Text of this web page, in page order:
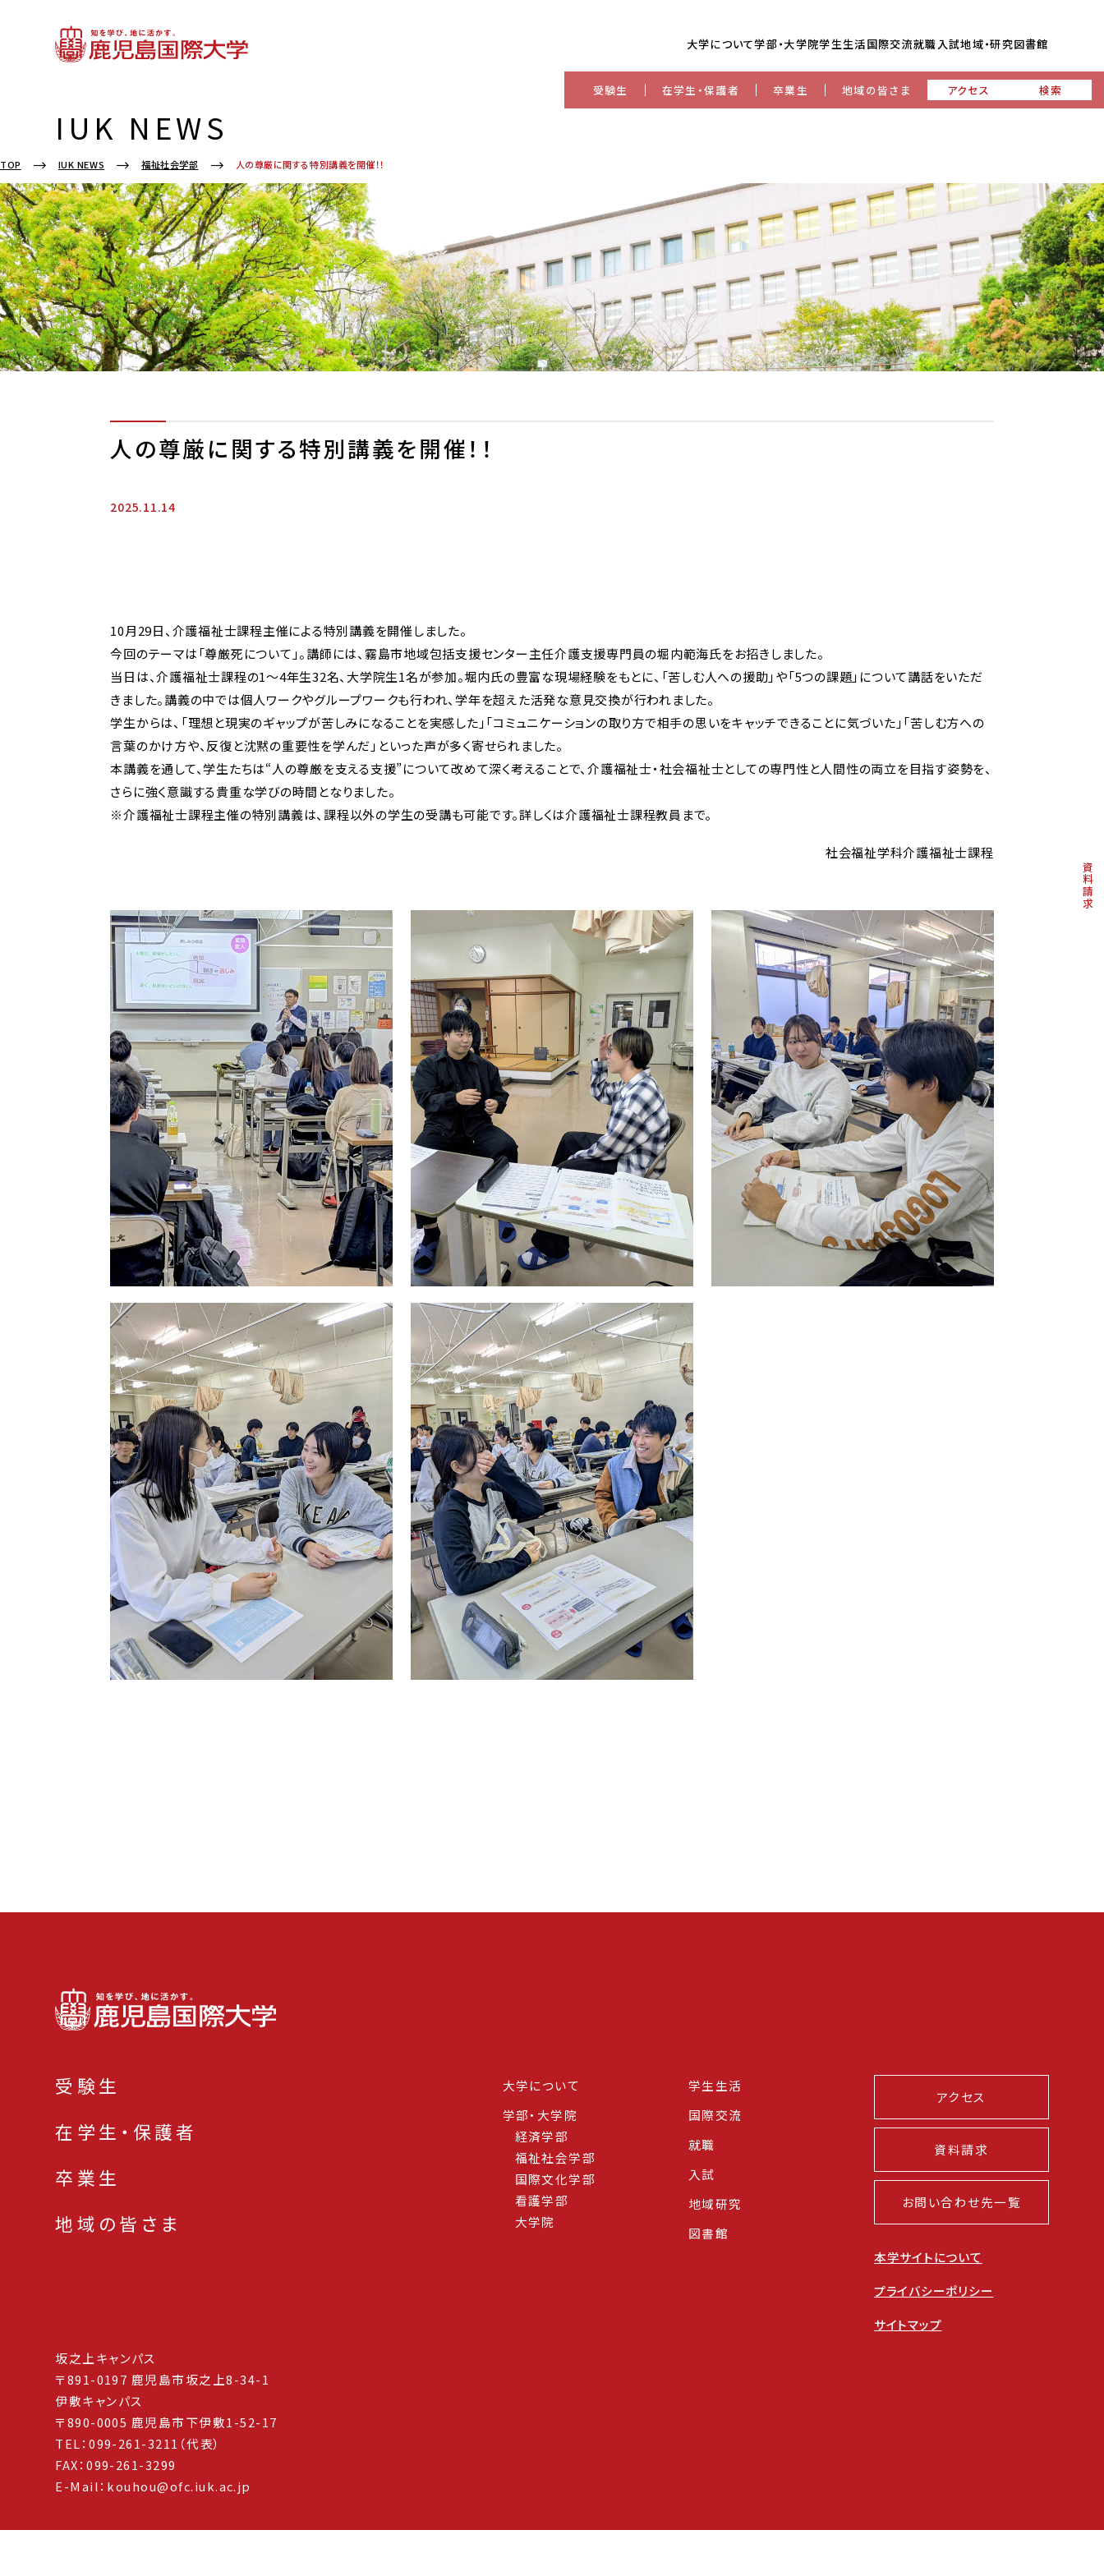
大学について学部・大学院学生生活国際交流就職入試地域・研究図書館
受験生 在学生・保護者 卒業生 地域の皆さま アクセス 検索
資料請求
IUK NEWS
TOP IUK NEWS 福祉社会学部 人の尊厳に関する特別講義を開催！！
人の尊厳に関する特別講義を開催！！
2025.11.14
10月29日、介護福祉士課程主催による特別講義を開催しました。
今回のテーマは「尊厳死について」。講師には、霧島市地域包括支援センター主任介護支援専門員の堀内範海氏をお招きしました。
当日は、介護福祉士課程の1～4年生32名、大学院生1名が参加。堀内氏の豊富な現場経験をもとに、「苦しむ人への援助」や「5つの課題」について講話をいただ
きました。講義の中では個人ワークやグループワークも行われ、学年を超えた活発な意見交換が行われました。
学生からは、「理想と現実のギャップが苦しみになることを実感した」「コミュニケーションの取り方で相手の思いをキャッチできることに気づいた」「苦しむ方への
言葉のかけ方や、反復と沈黙の重要性を学んだ」といった声が多く寄せられました。
本講義を通して、学生たちは“人の尊厳を支える支援”について改めて深く考えることで、介護福祉士・社会福祉士としての専門性と人間性の両立を目指す姿勢を、
さらに強く意識する貴重な学びの時間となりました。
※介護福祉士課程主催の特別講義は、課程以外の学生の受講も可能です。詳しくは介護福祉士課程教員まで。
社会福祉学科介護福祉士課程
受験生
在学生・保護者
卒業生
地域の皆さま
大学について
学部・大学院
経済学部
福祉社会学部
国際文化学部
看護学部
大学院
学生生活
国際交流
就職
入試
地域研究
図書館
アクセス
資料請求
お問い合わせ先一覧
本学サイトについて
プライバシーポリシー
サイトマップ
坂之上キャンパス
〒891-0197 鹿児島市坂之上8-34-1
伊敷キャンパス
〒890-0005 鹿児島市下伊敷1-52-17
TEL：099-261-3211（代表）
FAX：099-261-3299
E-Mail：kouhou@ofc.iuk.ac.jp